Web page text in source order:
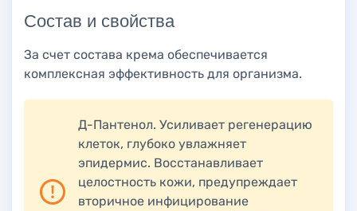
Состав и свойства
За счет состава крема обеспечивается
комплексная эффективность для организма.
Д-Пантенол. Усиливает регенерацию
клеток, глубоко увлажняет
эпидермис. Восстанавливает
целостность кожи, предупреждает
вторичное инфицирование